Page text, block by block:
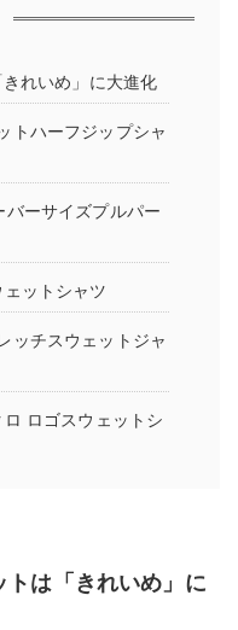
れいめ」に大進化
トハーフジップシャ
ーサイズプルパー
ットシャツ
ッチスウェットジャ
ロゴスウェットシ
は「きれいめ」に